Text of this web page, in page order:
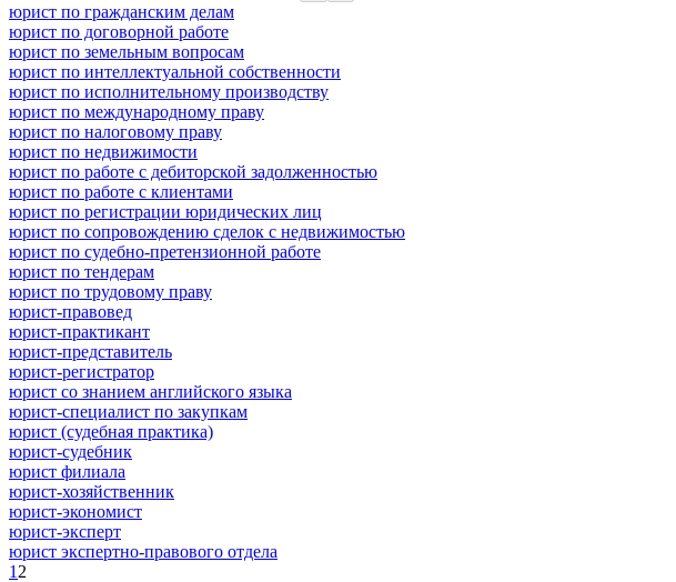
юрист по гражданским делам
юрист по договорной работе
юрист по земельным вопросам
юрист по интеллектуальной собственности
юрист по исполнительному производству
юрист по международному праву
юрист по налоговому праву
юрист по недвижимости
юрист по работе с дебиторской задолженностью
юрист по работе с клиентами
юрист по регистрации юридических лиц
юрист по сопровождению сделок с недвижимостью
юрист по судебно-претензионной работе
юрист по тендерам
юрист по трудовому праву
юрист-правовед
юрист-практикант
юрист-представитель
юрист-регистратор
юрист со знанием английского языка
юрист-специалист по закупкам
юрист (судебная практика)
юрист-судебник
юрист филиала
юрист-хозяйственник
юрист-экономист
юрист-эксперт
юрист экспертно-правового отдела
1 2